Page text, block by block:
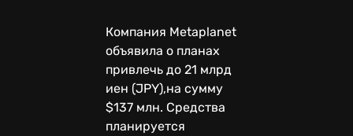
Компания Metaplanet
объявила о планах
привлечь до 21 млрд
иен (JPY),на сумму
$137 млн. Средства
планируется